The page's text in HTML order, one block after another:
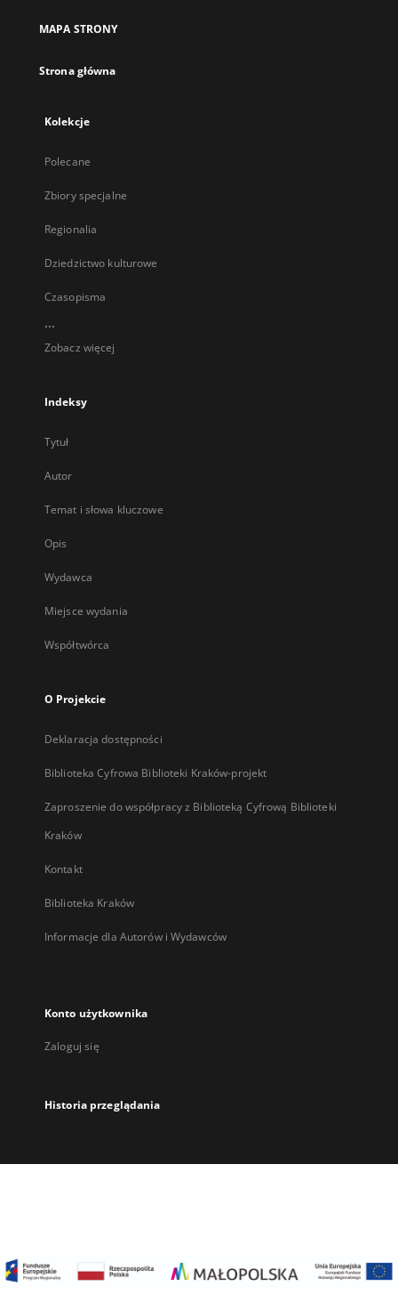
MAPA STRONY
Strona główna
Kolekcje
Polecane
Zbiory specjalne
Regionalia
Dziedzictwo kulturowe
Czasopisma
...
Zobacz więcej
Indeksy
Tytuł
Autor
Temat i słowa kluczowe
Opis
Wydawca
Miejsce wydania
Współtwórca
O Projekcie
Deklaracja dostępności
Biblioteka Cyfrowa Biblioteki Kraków-projekt
Zaproszenie do współpracy z Biblioteką Cyfrową Biblioteki
Kraków
Kontakt
Biblioteka Kraków
Informacje dla Autorów i Wydawców
Konto użytkownika
Zaloguj się
Historia przeglądania